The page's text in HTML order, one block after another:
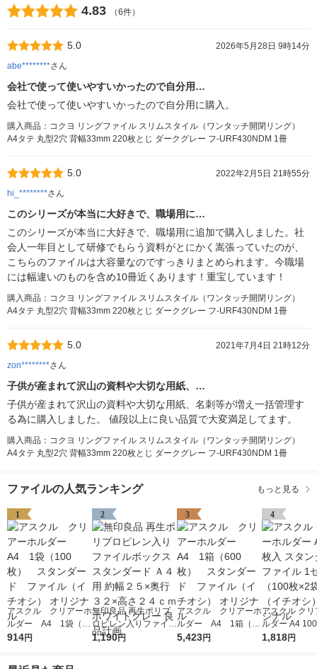
4.83 （6件）
5.0
2026年5月28日 9時14分
abe********さん
会社で使って使いやすいかったので自分用…
会社で使って使いやすいかったので自分用に購入。
購入商品：コクヨ リングファイル スリムスタイル（ワンタッチ開閉リング）
A4タテ 丸型2穴 背幅33mm 220枚とじ ダークグレー フ-URF430NDM 1冊
5.0
2022年2月5日 21時55分
hi_********さん
このシリーズが本当に大好きで、職場用に…
このシリーズが本当に大好きで、職場用に追加で購入しました。社
会人一年目として研修でもらう資料がとにかく嵩張っていたのが、
こちらのファイルは大容量なのですっきりまとめられます。今職場
には幅違いのものを含め10冊近くあります！重宝しています！
購入商品：コクヨ リングファイル スリムスタイル（ワンタッチ開閉リング）
A4タテ 丸型2穴 背幅33mm 220枚とじ ダークグレー フ-URF430NDM 1冊
5.0
2021年7月4日 21時12分
zon********さん
子供が産まれて沢山の資料や大切な用紙、…
子供が産まれて沢山の資料や大切な用紙、名刺等が増え一括管理す
る為に購入しました。 値段以上に良い品質で大変満足してます。
購入商品：コクヨ リングファイル スリムスタイル（ワンタッチ開閉リング）
A4タテ 丸型2穴 背幅33mm 220枚とじ ダークグレー フ-URF430NDM 1冊
ファイルの人気ランキング もっと見る
1
アスクル クリアーホ
ルダー A4 1袋（10
0枚） スタンダー
914円
2
無印良品 再生ポリプ
ロピレン入りファイル
ボックススタンダード
1,190円
3
アスクル クリアーホ
ルダー A4 1箱（60
0枚） スタンダー
5,423円
4
アスクル ク
ルダー A4
タンダード
1,818円